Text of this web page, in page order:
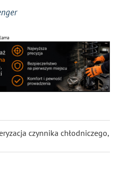
czynnika chłodniczego,